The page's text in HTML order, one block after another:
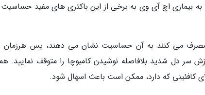
بیماری اچ آی وی به برخی از این باکتری های مفید
می کنند به آن حساسیت نشان می دهند، پس هرزمان
سر دل شدید بلافاصله نوشیدن کامبوچا را متوقف نمایید.
کافئینی که دارد، ممکن است باعث اسهال شود.